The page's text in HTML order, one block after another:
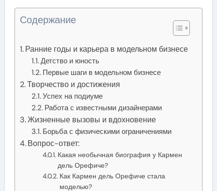
Содержание
Ранние годы и карьера в модельном бизнесе
Детство и юность
Первые шаги в модельном бизнесе
Творчество и достижения
Успех на подиуме
Работа с известными дизайнерами
Жизненные вызовы и вдохновение
Борьба с физическими ограничениями
Вопрос-ответ:
Какая необычная биография у Кармен
дель Орефиче?
Как Кармен дель Орефиче стала
моделью?